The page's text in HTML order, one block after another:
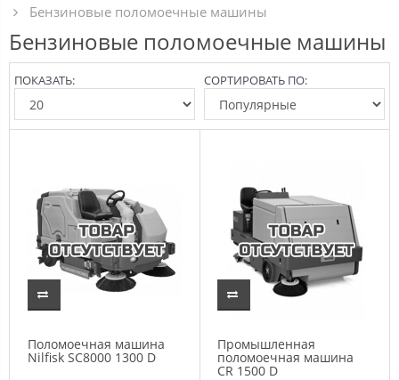
Бензиновые поломоечные машины
Бензиновые поломоечные машины
СОРТИРОВАТЬ ПО:
ПОКАЗАТЬ:
Поломоечная машина
Nilfisk SC8000 1300 D
Промышленная
поломоечная машина
CR 1500 D